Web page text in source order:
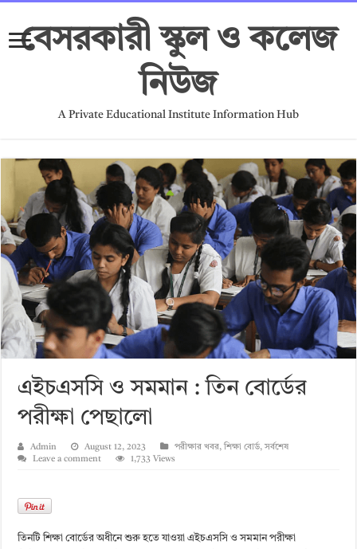
বেসরকারী স্কুল ও কলেজ
নিউজ
A Private Educational Institute Information Hub
এইচএসসি ও সমমান : তিন বোর্ডের
পরীক্ষা পেছালো
Admin August 12, 2023 পরীক্ষার খবর,শিক্ষা বোর্ড,সর্বশেষ
Leave a comment
1,733 Views
তিনটি শিক্ষা বোর্ডের অধীনে শুরু হতে যাওয়া এইচএসসি ও সমমান পরীক্ষা